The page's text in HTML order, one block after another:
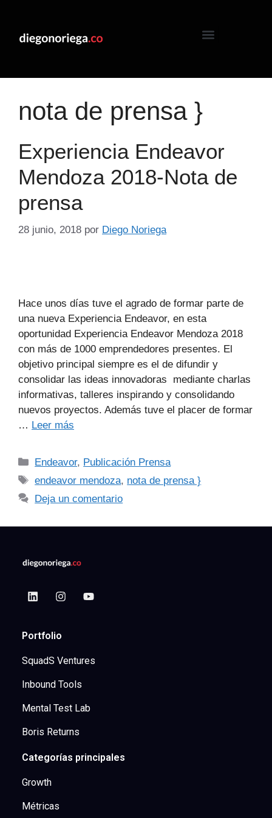
nota de prensa }
Experiencia Endeavor
Mendoza 2018-Nota de
prensa
28 junio, 2018 por Diego Noriega
Hace unos días tuve el agrado de formar parte de
una nueva Experiencia Endeavor, en esta
oportunidad Experiencia Endeavor Mendoza 2018
con más de 1000 emprendedores presentes. El
objetivo principal siempre es el de difundir y
consolidar las ideas innovadoras mediante charlas
informativas, talleres inspirando y consolidando
nuevos proyectos. Además tuve el placer de formar
… Leer más
Endeavor, Publicación Prensa
endeavor mendoza, nota de prensa }
Deja un comentario
Portfolio
SquadS Ventures
Inbound Tools
Mental Test Lab
Boris Returns
Categorías principales
Growth
Métricas